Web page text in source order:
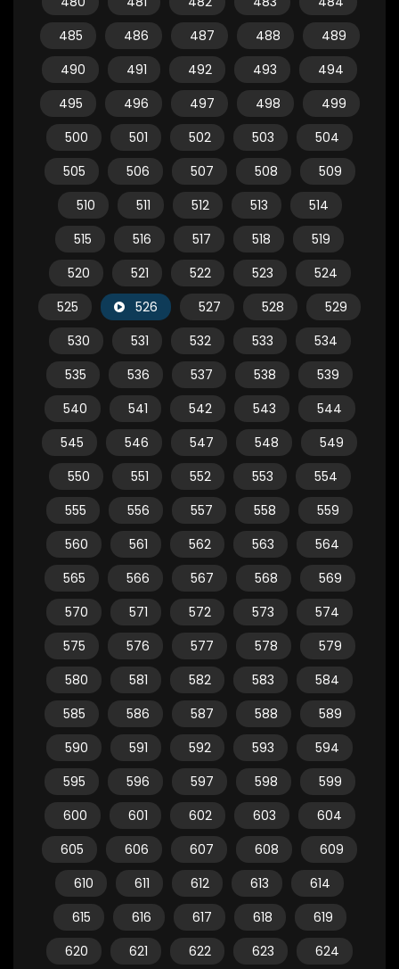
485
486 487 488
489
490
491 492 493
494
495
496 497 498
499
500
501 502 503
504
505
506 507 508
509
510
511 512 513
514
515
516 517 518
519
520
521 522 523
524
525
526 527 528
529
530
531 532 533
534
535
536 537 538
539
540
541 542 543
544
545
546 547 548
549
550
551 552 553
554
555
556 557 558
559
560
561 562 563
564
565
566 567 568
569
570
571 572 573
574
575
576 577 578
579
580
581 582 583
584
585
586 587 588
589
590
591 592 593
594
595
596 597 598
599
600
601 602 603
604
605
606 607 608
609
610
611 612 613
614
615
616 617 618
619
620
621 622 623
624